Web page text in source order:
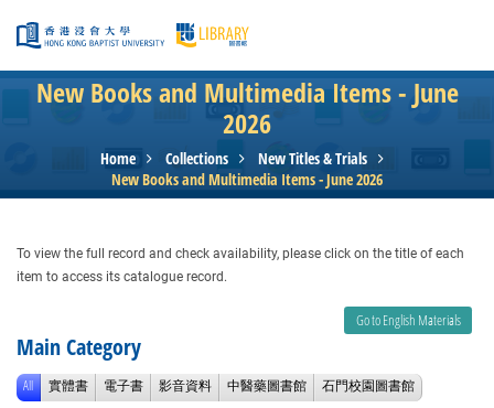
New Books and Multimedia Items - June
2026
Home Collections
New Titles & Trials
New Books and Multimedia Items - June 2026
To view the full record and check availability, please click on the title of each
item to access its catalogue record.
Go to English Materials
Main Category
All 實體書 電子書 影音資料 中醫藥圖書館 石門校園圖書館